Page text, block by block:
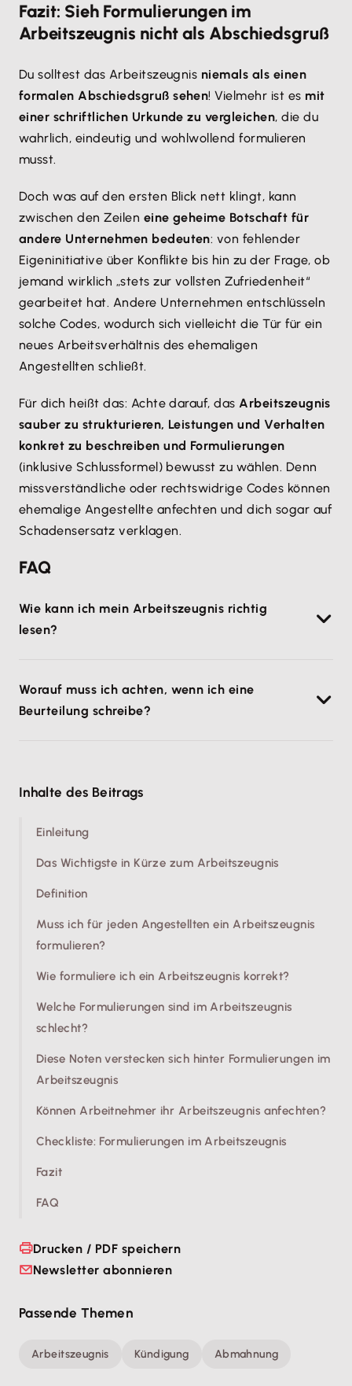
Fazit: Sieh Formulierungen im
Arbeitszeugnis nicht als Abschiedsgruß
Du solltest das Arbeitszeugnis niemals als einen
formalen Abschiedsgruß sehen! Vielmehr ist es mit
einer schriftlichen Urkunde zu vergleichen, die du
wahrlich, eindeutig und wohlwollend formulieren
musst.
Doch was auf den ersten Blick nett klingt, kann
zwischen den Zeilen eine geheime Botschaft für
andere Unternehmen bedeuten: von fehlender
Eigeninitiative über Konflikte bis hin zu der Frage, ob
jemand wirklich „stets zur vollsten Zufriedenheit“
gearbeitet hat. Andere Unternehmen entschlüsseln
solche Codes, wodurch sich vielleicht die Tür für ein
neues Arbeitsverhältnis des ehemaligen
Angestellten schließt.
Für dich heißt das: Achte darauf, dasArbeitszeugnis
sauber zu strukturieren, Leistungen und Verhalten
konkret zu beschreiben und Formulierungen
(inklusive Schlussformel) bewusst zu wählen. Denn
missverständliche oder rechtswidrige Codes können
ehemalige Angestellte anfechten und dich sogar auf
Schadensersatz verklagen.
FAQ
Wie kann ich mein Arbeitszeugnis richtig
lesen?
solltest du die typischen Formulierungen und Codes
kennen. Du kannst auf versteckte Hinweise deuten
Worauf muss ich achten, wenn ich eine
Beurteilung schreibe?
Verhalten klar, professionell und rechtssicher
Arbeitszeugnis beeinflusst die Aussagekraft
entscheidend. Die Formulierung sollte wohlwollend
Inhalte des Beitrags
Einleitung
­Das Wichtigste in Kürze zum Arbeitszeugnis
Definition
Muss ich für jeden Angestellten ein Arbeitszeugnis
formulieren?
Wie formuliere ich ein Arbeitszeugnis korrekt?
Welche Formulierungen sind im Arbeitszeugnis
schlecht?
Diese Noten verstecken sich hinter Formulierungen im
Arbeitszeugnis
Können Arbeitnehmer ihr Arbeitszeugnis anfechten?
Checkliste: Formulierungen im Arbeitszeugnis
Fazit
FAQ
Drucken / PDF speichern
Newsletter abonnieren
Passende Themen
Arbeitszeugnis Kündigung Abmahnung